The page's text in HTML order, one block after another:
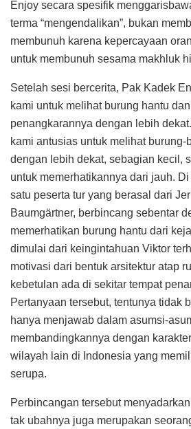
Enjoy secara spesifik
terma “mengendalikan”, bukan
membunuh karena kepercayaan
untuk membunuh sesama makhluk
Setelah sesi bercerita, Pak Kadek
kami untuk melihat burung hantu
penangkarannya dengan lebih
kami antusias untuk melihat burung-
dengan lebih dekat, sebagian kecil,
untuk memerhatikannya dari jauh.
satu peserta tur yang berasal dari
Baumgärtner, berbincang sebentar
memerhatikan burung hantu dari
dimulai dari keingintahuan Viktor
motivasi dari bentuk arsitektur atap
kebetulan ada di sekitar tempat
Pertanyaan tersebut, tentunya tidak
hanya menjawab dalam asumsi-
membandingkannya dengan
wilayah lain di Indonesia yang
serupa.
Perbincangan tersebut
tak ubahnya juga merupakan